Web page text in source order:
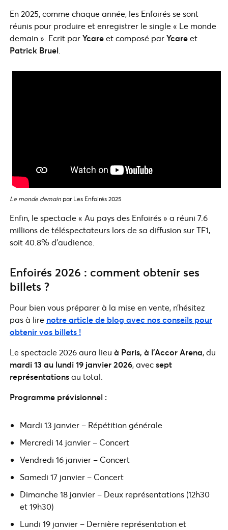
En 2025, comme chaque année, les Enfoirés se sont
réunis pour produire et enregistrer le single « Le monde
demain ». Ecrit parYcareet composé parYcareet
Patrick Bruel
Le monde demain par Les Enfoirés 2025
Enfin, le spectacle « Au pays des Enfoirés » a réuni 7.6
millions de téléspectateurs lors de sa diffusion sur TF1,
soit 40.8% d’audience.
Enfoirés 2026 : comment obtenir ses
billets ?
Pour bien vous préparer à la mise en vente, n’hésitez
pas à lire notre article de blog avec nos conseils pour
obtenir vos billets !
Le spectacle 2026 aura lieu à Paris, à l’Accor Arena, du
mardi 13 au lundi 19 janvier 2026, avecsept
représentationsau total.
Programme prévisionnel :
Mardi 13 janvier – Répétition générale
Mercredi 14 janvier – Concert
Vendredi 16 janvier – Concert
Samedi 17 janvier – Concert
Dimanche 18 janvier – Deux représentations (12h30
et 19h30)
Lundi 19 janvier – Dernière représentation et